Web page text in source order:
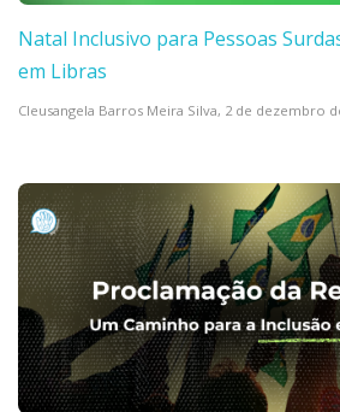
Natal Inclusivo para Pessoas
em Libras
Cleusangela Barros Meira Silva, 2 de dezembro